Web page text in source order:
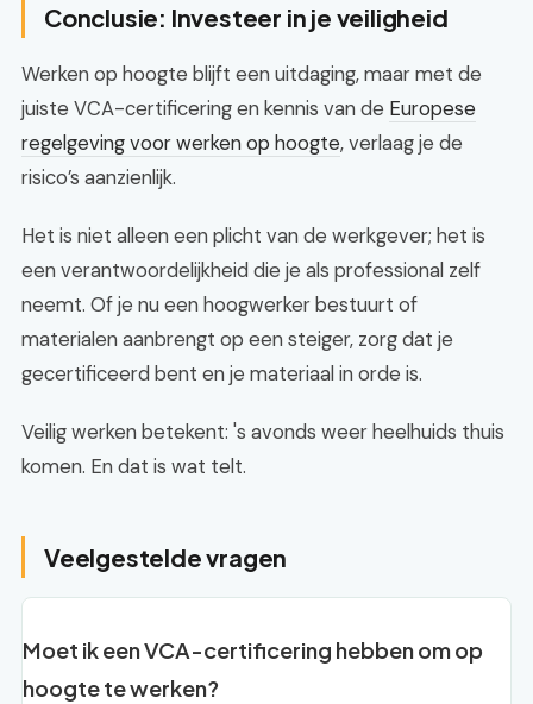
Conclusie: Investeer in je veiligheid
Werken op hoogte blijft een uitdaging, maar met de
juiste VCA-certificering en kennis van de Europese
regelgeving voor werken op hoogte, verlaag je de
risico’s aanzienlijk.
Het is niet alleen een plicht van de werkgever; het is
een verantwoordelijkheid die je als professional zelf
neemt. Of je nu een hoogwerker bestuurt of
materialen aanbrengt op een steiger, zorg dat je
gecertificeerd bent en je materiaal in orde is.
Veilig werken betekent: 's avonds weer heelhuids thuis
komen. En dat is wat telt.
Veelgestelde vragen
Moet ik een VCA-certificering hebben om op
hoogte te werken?